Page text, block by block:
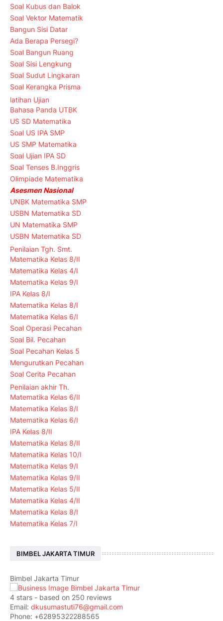
Soal Kubus dan Balok
Soal Vektor Matematik
Bangun Sisi Datar
Ada Berapa Persegi?
Soal Bangun Ruang
Soal Sisi Lengkung
Soal Sudut Lingkaran
Soal Kerangka Prisma
latihan Ujian
Bahasa Panda UTBK
US SD Matematika
Soal US IPA SMP
US SMP Matematika
Soal Ujian IPA SD
Soal Tenses B.Inggris
Olimpiade Matematika
Asesmen Nasional
UNBK Matematika SMP
USBN Matematika SD
UN Matematika SMP
USBN Matematika SD
Penilaian Tgh. Smt.
Matematika Kelas 8/II
Matematika Kelas 4/I
Matematika Kelas 9/I
IPA Kelas 8/I
Matematika Kelas 8/I
Matematika Kelas 6/I
Soal Operasi Pecahan
Soal Bil. Pecahan
Soal Pecahan Kelas 5
Mengurutkan Pecahan
Soal Cerita Pecahan
Penilaian akhir Th.
Matematika Kelas 6/II
Matematika Kelas 8/I
Matematika Kelas 6/I
IPA Kelas 8/II
Matematika Kelas 8/II
Matematika Kelas 10/I
Matematika Kelas 9/I
Matematika Kelas 9/II
Matematika Kelas 5/II
Matematika Kelas 4/II
Matematika Kelas 8/I
Matematika Kelas 7/I
BIMBEL JAKARTA TIMUR
Bimbel Jakarta Timur
4 stars - based on 250 reviews
Email: dkusumastuti76@gmail.com
Phone: +62895322288565